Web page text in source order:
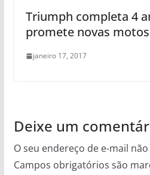
Triumph completa 4
promete novas
janeiro 17, 2017
Deixe um
O seu endereço de e-mail
Campos obrigatórios são